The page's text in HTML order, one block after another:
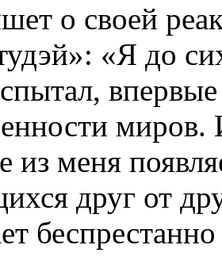
о своей
«Я до
миров.
из меня
друг от